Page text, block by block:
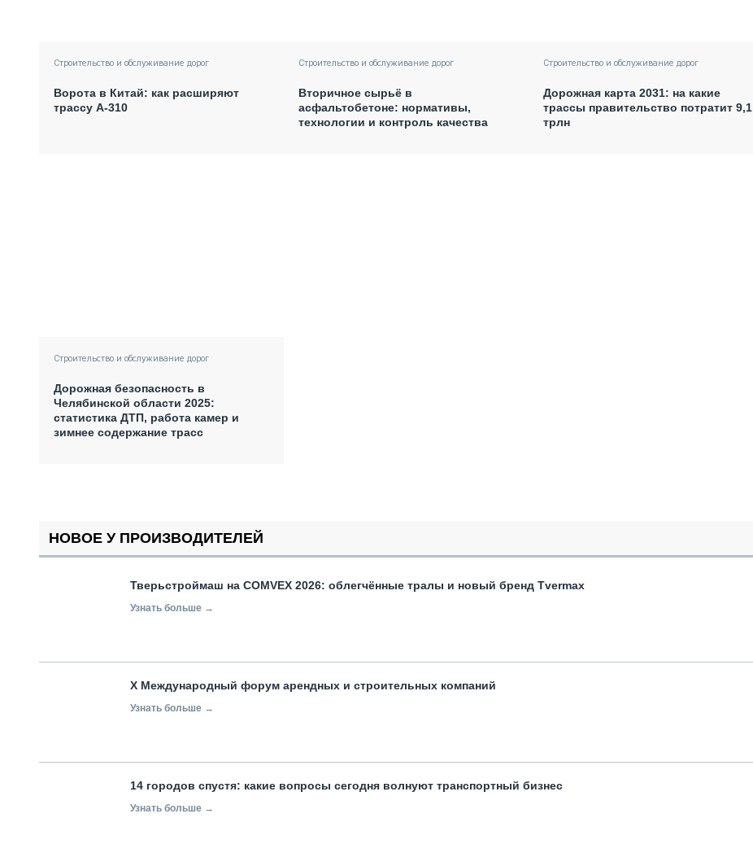
Строительство и обслуживание дорог
Ворота в Китай: как расширяют
трассу А-310
Строительство и обслуживание дорог
Вторичное сырьё в
асфальтобетоне: нормативы,
технологии и контроль качества
Строительство и обслуживание дорог
Дорожная карта 2031: на какие
трассы правительство потратит 9,1
трлн
Строительство и обслуживание дорог
Дорожная безопасность в
Челябинской области 2025:
статистика ДТП, работа камер и
зимнее содержание трасс
НОВОЕ У ПРОИЗВОДИТЕЛЕЙ
Тверьстроймаш на COMVEX 2026: облегчённые тралы и новый бренд Tvermax
Узнать больше →
X Международный форум арендных и строительных компаний
Узнать больше →
14 городов спустя: какие вопросы сегодня волнуют транспортный бизнес
Узнать больше →